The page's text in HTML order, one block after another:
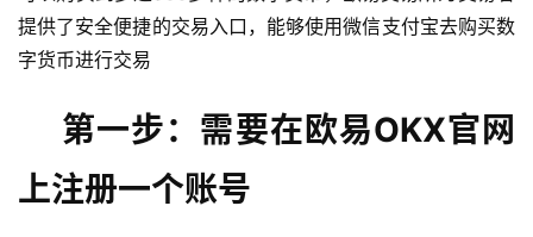
提供了安全便捷的交易入口，能够使用微信支付宝去购买数
字货币进行交易
第一步：需要在欧易OKX官网
上注册一个账号